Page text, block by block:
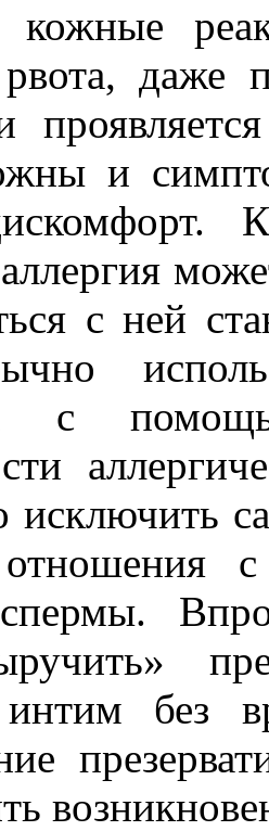
кожные
рвота, даже
и
с ней
с
с
интим без